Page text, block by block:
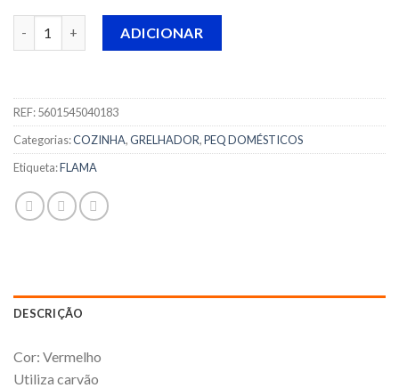
ADICIONAR
REF:5601545040183
Categorias:COZINHA,GRELHADOR,PEQ DOMÉSTICOS
Etiqueta:FLAMA
DESCRIÇÃO
Cor: Vermelho
Utiliza carvão